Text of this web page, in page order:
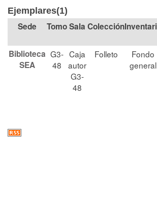
Ejemplares(1)
TomoSala Colección
Biblioteca
SEA
G3-
48
Caja
autor
G3-
48
Folleto
Fondo
general